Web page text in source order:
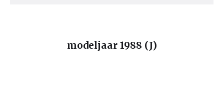
modeljaar 1988 (J)